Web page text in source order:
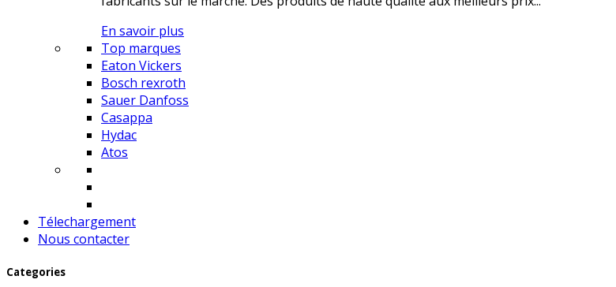
En savoir plus
Top marques
Eaton Vickers
Bosch rexroth
Sauer Danfoss
Casappa
Hydac
Atos
Télechargement
Nous contacter
Categories